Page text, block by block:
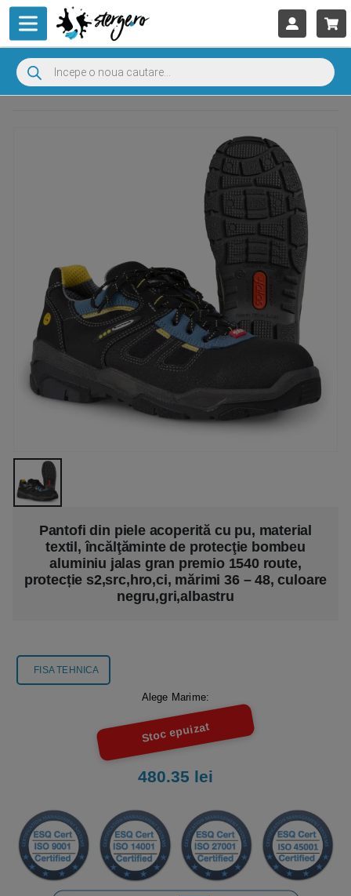
Pantofi din piele acoperită cu pu, material
textil, încălţăminte de protecţie bombeu
aluminiu jalas gran premio 1540 route,
protecție s2,src,hro,ci, mărimi 36 – 48, culoare
negru,gri,albastru
FISA TEHNICA
Alege Marime:
Stoc epuizat
480.35 lei